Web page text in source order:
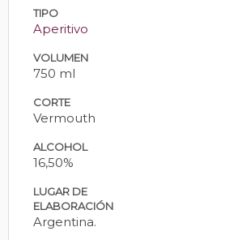
TIPO
Aperitivo
VOLUMEN
750 ml
CORTE
Vermouth
ALCOHOL
16,50%
LUGAR DE
ELABORACIÓN
Argentina.